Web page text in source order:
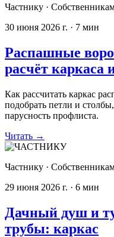
Частнику ·
30 июня 2026 г. · 7 мин
Распашные
расчёт каркаса
Как рассчитать каркас
подобрать петли и
парусность профлиста.
Читать →
Частнику ·
29 июня 2026 г. · 6 мин
Дачный душ и
трубы: каркас